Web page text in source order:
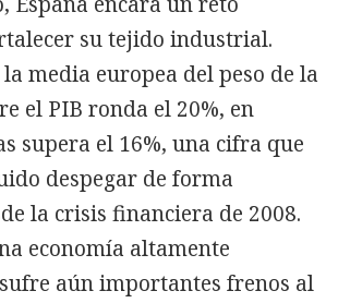
Copiar
su tejido industrial.
media europea del peso de la
el PIB ronda el 20%, en
supera el 16%, una cifra que
despegar de forma
la crisis financiera de 2008.
economía altamente
aún importantes frenos al